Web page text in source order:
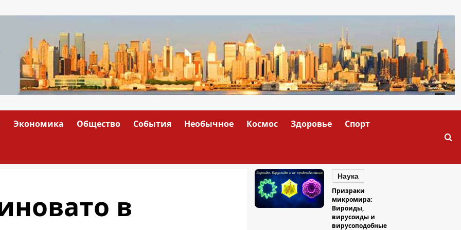
Экономика Общество События Необычное Космос Здоровье Спорт
в
Наука
Призраки
микромира:
Вироиды,
вирусоиды и
вирусоподобные